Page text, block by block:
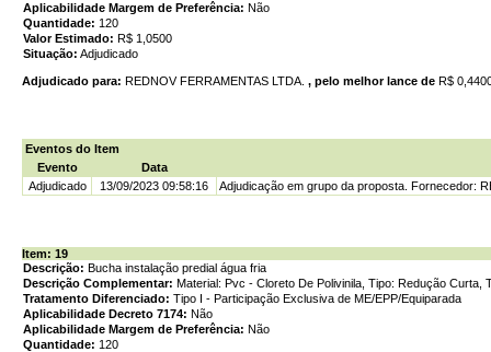
Aplicabilidade Margem de Preferência: Não
Quantidade: 120
Valor Estimado: R$ 1,0500
Situação: Adjudicado
Adjudicado para: REDNOV FERRAMENTAS LTDA. , pelo melhor lance de R$
Eventos do Item
Evento
Data
Adjudicado
13/09/2023 09:58:16 Adjudicação em grupo da proposta. Fornecedor:
Item: 19
Descrição: Bucha instalação predial água fria
Descrição Complementar: Material: Pvc - Cloreto De Polivinila, Tipo: Redução Curta,
Tratamento Diferenciado: Tipo I - Participação Exclusiva de ME/EPP/Equiparada
Aplicabilidade Decreto 7174: Não
Aplicabilidade Margem de Preferência: Não
Quantidade: 120